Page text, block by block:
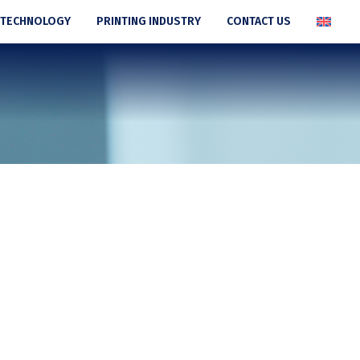
PRINTING INDUSTRY CONTACT US